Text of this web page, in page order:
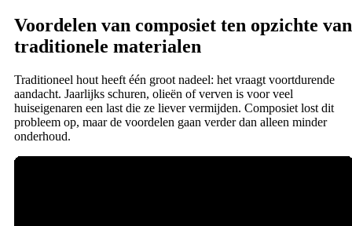
Voordelen van composiet ten opzichte van
traditionele materialen
Traditioneel hout heeft één groot nadeel: het vraagt voortdurende
aandacht. Jaarlijks schuren, olieën of verven is voor veel
huiseigenaren een last die ze liever vermijden. Composiet lost dit
probleem op, maar de voordelen gaan verder dan alleen minder
onderhoud.